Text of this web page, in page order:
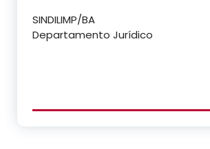
SINDILIMP/BA
Departamento Jurídico